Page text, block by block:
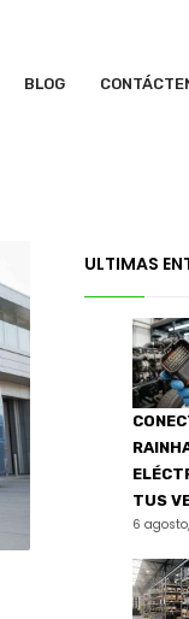
BLOG
ULTIMAS
TUS
6